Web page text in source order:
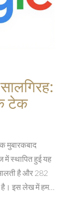
टेक
मुबारकबाद
स्थापित हुई यह
है और 282
है। इस लेख में हम